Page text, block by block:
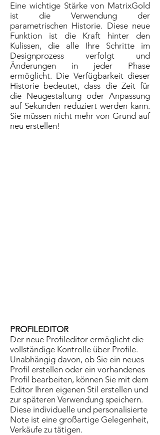
Eine wichtige Stärke von MatrixGold
ist die Verwendung der
parametrischen Historie. Diese neue
Funktion ist die Kraft hinter den
Kulissen, die alle Ihre Schritte im
Designprozess verfolgt und
Änderungen in jeder Phase
ermöglicht. Die Verfügbarkeit dieser
Historie bedeutet, dass die Zeit für
die Neugestaltung oder Anpassung
auf Sekunden reduziert werden kann.
Sie müssen nicht mehr von Grund auf
neu erstellen!
PROFILEDITOR
Der neue Profileditor ermöglicht die
vollständige Kontrolle über Profile.
Unabhängig davon, ob Sie ein neues
Profil erstellen oder ein vorhandenes
Profil bearbeiten, können Sie mit dem
Editor Ihren eigenen Stil erstellen und
zur späteren Verwendung speichern.
Diese individuelle und personalisierte
Note ist eine großartige Gelegenheit,
Verkäufe zu tätigen.